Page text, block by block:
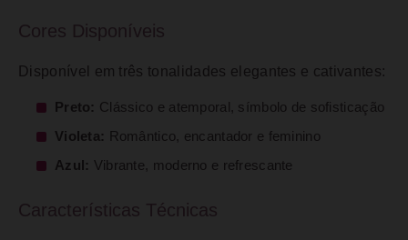
Cores Disponíveis
Disponível em três tonalidades elegantes e cativantes:
Preto: Clássico e atemporal, símbolo de sofisticação
Violeta:
Romântico, encantador e feminino
Azul: Vibrante, moderno e refrescante
Características Técnicas